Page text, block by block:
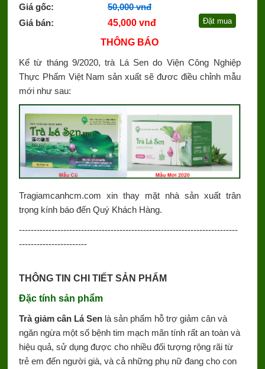
Giá gốc:
50,000 vnđ
Giá bán:
45,000 vnđ
THÔNG BÁO
Kể từ tháng 9/2020, trà Lá Sen do Viện Công Nghiệp
Thực Phẩm Việt Nam sản xuất sẽ đươc điều chỉnh mẫu
mới như sau:
Tragiamcanhcm.com xin thay mặt nhà sản xuất trân
trọng kính báo đến Quý Khách Hàng.
--------------------------------------------------------------------------
-----------------------
THÔNG TIN CHI TIẾT SẢN PHẨM
Đặc tính sản phẩm
Trà giảm cân Lá Sen là sản phẩm hỗ trợ giảm cân và
ngăn ngừa một số bệnh tim mạch mãn tính rất an toàn và
hiệu quả, sử dụng được cho nhiều đối tượng rộng rãi từ
trẻ em đến người già, và cả những phụ nữ đang cho con